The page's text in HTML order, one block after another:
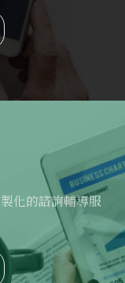
化的諮詢輔導服